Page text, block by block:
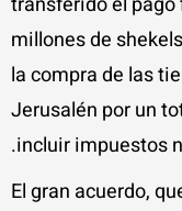
millones de
la compra de las
Jerusalén por un
incluir impuestos
El gran acuerdo,